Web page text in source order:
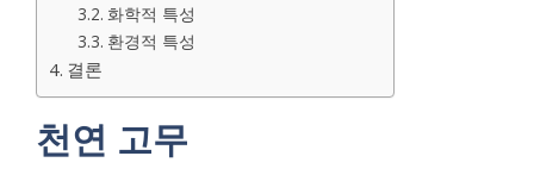
화학적 특성
환경적 특성
결론
천연 고무